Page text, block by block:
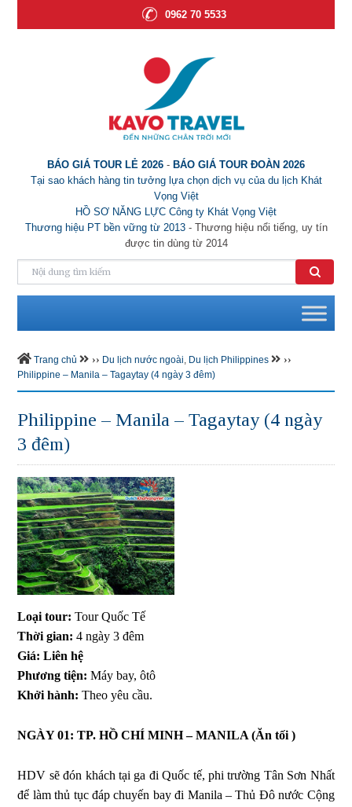
0962 70 5533
BÁO GIÁ TOUR LẺ 2026 - BÁO GIÁ TOUR ĐOÀN 2026
Tại sao khách hàng tin tưởng lựa chọn dịch vụ của du lịch Khát
Vọng Việt
HỒ SƠ NĂNG LỰC Công ty Khát Vọng Việt
Thương hiệu PT bền vững từ 2013- Thương hiệu nổi tiếng, uy tín
được tin dùng từ 2014
Trang chủ ›› Du lịch nước ngoài, Du lịch Philippines
››
Philippine – Manila – Tagaytay (4 ngày 3 đêm)
Philippine – Manila – Tagaytay (4 ngày
3 đêm)
Loại tour: Tour Quốc Tế
Thời gian:4 ngày 3 đêm
Giá: Liên hệ
Phương tiện:Máy bay, ôtô
Khởi hành:Theo yêu cầu.
NGÀY 01: TP. HỒ CHÍ MINH – MANILA(Ăn tối )
HDV sẽ đón khách tại ga đi Quốc tế, phi trường Tân Sơn Nhất
để làm thủ tục đáp chuyến bay đi Manila – Thủ Đô nước Cộng